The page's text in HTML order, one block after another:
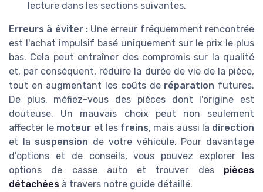
lecture dans les sections suivantes.
Erreurs à éviter :Une erreur fréquemment rencontrée
est l'achat impulsif basé uniquement sur le prix le plus
bas. Cela peut entraîner des compromis sur la qualité
et, par conséquent, réduire la durée de vie de la pièce,
tout en augmentant les coûts de réparation futures.
De plus, méfiez-vous des pièces dont l'origine est
douteuse. Un mauvais choix peut non seulement
affecter le moteur et les freins, mais aussi la direction
et la suspension de votre véhicule. Pour davantage
d'options et de conseils, vous pouvez explorer les
options de casse auto et trouver des pièces
détachées à travers notre guide détaillé.